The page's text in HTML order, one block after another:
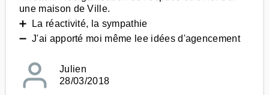
une maison de Ville.
➕ La réactivité, la sympathie
➖ J'ai apporté moi même lee idées d'agencement
Julien
28/03/2018